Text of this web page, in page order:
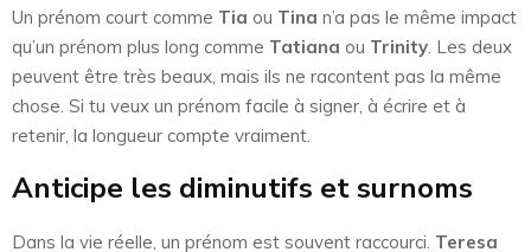
Un prénom court comme Tia ou Tina n’a pas le même impact
qu’un prénom plus long comme Tatiana ou Trinity . Les deux
peuvent être très beaux, mais ils ne racontent pas la même
chose. Si tu veux un prénom facile à signer, à écrire et à
retenir, la longueur compte vraiment.
Anticipe les diminutifs et surnoms
Dans la vie réelle, un prénom est souvent raccourci. Teresa